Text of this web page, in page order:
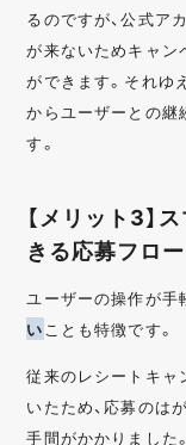
るのですが、公式ア
が来ないためキャン
ができます。それゆ
からユーザーとの継
す。
【メリット3】
きる応募フロー
ユーザーの操作が手
い ことも特徴です。
従来のレシートキャ
いたため、応募のは
手間がかかりました。